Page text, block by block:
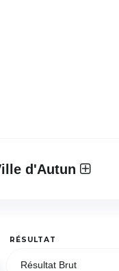
d'Autun
RÉSULTAT
Résultat Brut